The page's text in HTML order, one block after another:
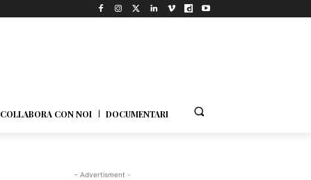
COLLABORA CON NOI DOCUMENTARI
- Advertisment -